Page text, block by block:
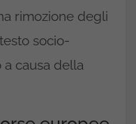
rimozione degli
socio-
causa della